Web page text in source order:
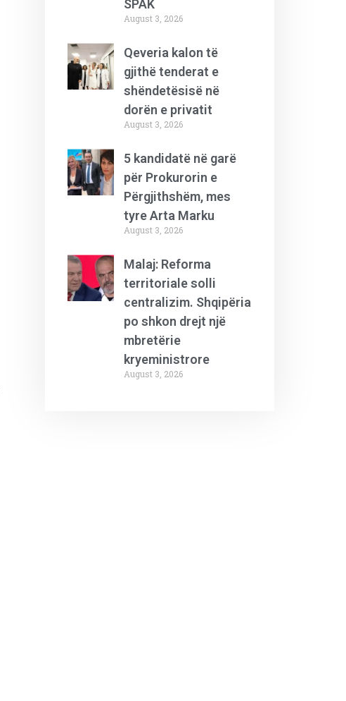
SPAK
August 3, 2026
Qeveria kalon të
gjithë tenderat e
shëndetësisë në
dorën e privatit
August 3, 2026
5 kandidatë në garë
për Prokurorin e
Përgjithshëm, mes
tyre Arta Marku
August 3, 2026
Malaj: Reforma
territoriale solli
centralizim. Shqipëria
po shkon drejt një
mbretërie
kryeministrore
August 3, 2026